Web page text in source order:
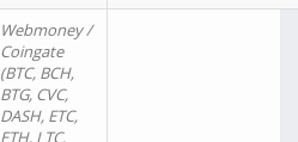
Webmoney /
Coingate
(BTC, BCH,
BTG, CVC,
DASH, ETC,
ETH, LTC,